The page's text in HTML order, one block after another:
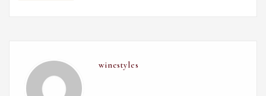
winestyles